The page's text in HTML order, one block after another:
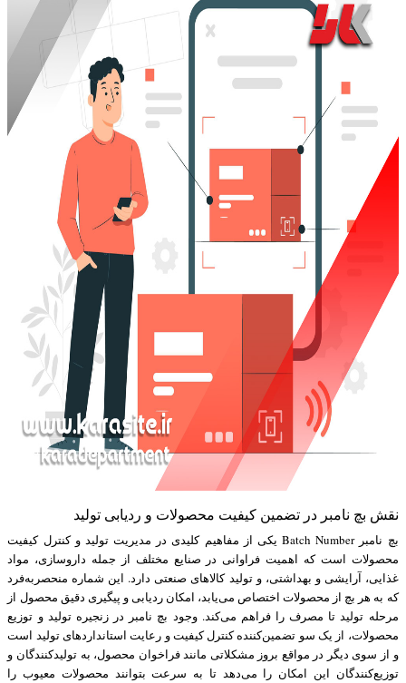
نقش بچ نامبر در تضمین کیفیت محصولات و ردیابی تولید
بچ نامبر Batch Number یکی از مفاهیم کلیدی در مدیریت تولید و کنترل کیفیت
محصولات است که اهمیت فراوانی در صنایع مختلف از جمله داروسازی، مواد
غذایی، آرایشی و بهداشتی، و تولید کالاهای صنعتی دارد. این شماره منحصربه‌فرد
که به هر بچ از محصولات اختصاص می‌یابد، امکان ردیابی و پیگیری دقیق محصول از
مرحله تولید تا مصرف را فراهم می‌کند. وجود بچ نامبر در زنجیره تولید و توزیع
محصولات، از یک سو تضمین‌کننده کنترل کیفیت و رعایت استانداردهای تولید است
و از سوی دیگر در مواقع بروز مشکلاتی مانند فراخوان محصول، به تولیدکنندگان و
توزیع‌کنندگان این امکان را می‌دهد تا به سرعت بتوانند محصولات معیوب را